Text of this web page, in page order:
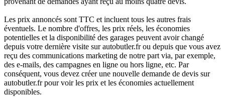
Les prix annoncés sont TTC et incluent tous les autres frais
éventuels. Le nombre d'offres, les prix réels, les économies
potentielles et la disponibilité des garages peuvent avoir changé
depuis votre dernière visite sur autobutler.fr ou depuis que vous avez
reçu des communications marketing de notre part via, par exemple,
des e-mails, des campagnes en ligne ou hors ligne, etc. Par
conséquent, vous devez créer une nouvelle demande de devis sur
autobutler.fr pour voir les prix et les économies actuellement
disponibles.